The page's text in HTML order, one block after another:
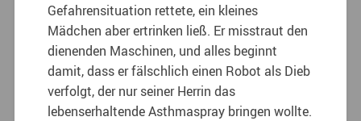
Gefahrensituation rettete, ein kleines
Mädchen aber ertrinken ließ. Er misstraut den
dienenden Maschinen, und alles beginnt
damit, dass er fälschlich einen Robot als Dieb
verfolgt, der nur seiner Herrin das
lebenserhaltende Asthmaspray bringen wollte.